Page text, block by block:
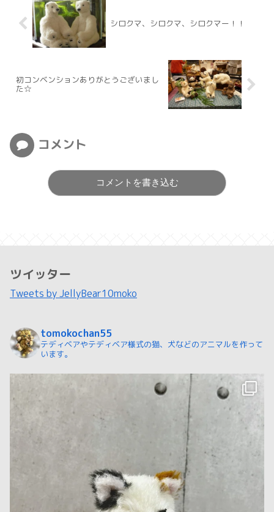
シロクマ、シロクマ、シロクマー！！
初コンベンションありがとうございまし
た☆
コメント
コメントを書き込む
ツイッター
Tweets by JellyBear10moko
tomokochan55
テディベアやテディベア様式の猫、犬などのアニマルを作って
います。